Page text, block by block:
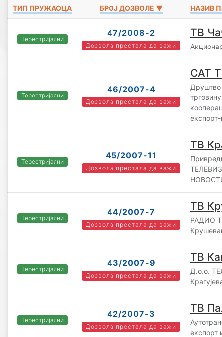
ТИП ПРУЖАОЦА БРОЈ ДОЗВОЛЕ ▼ НАЗИВ
Терестријални
47/2008-2
Дозвола престала да важи
ТВ
Терестријални
46/2007-4
Дозвола престала да важи
САТ
Терестријални
45/2007-11
Дозвола престала да важи
ТВ
Терестријални
44/2007-7
Дозвола престала да важи
ТВ
РАДИО
Терестријални
43/2007-9
Дозвола престала да важи
ТВ
Д.о.о.
Терестријални
42/2007-3
Дозвола престала да важи
ТВ
експорт